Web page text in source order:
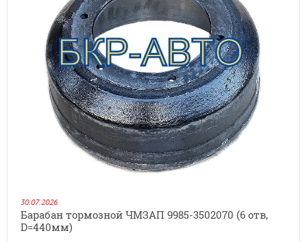
30.07.2026
Барабан тормозной ЧМЗАП 9985-3502070 (6 отв,
D=440мм)